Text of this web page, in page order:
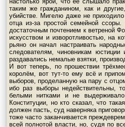
таким же гражданином, как и
убийстве. Мигелю даже не приходило
отца из-за простой семейной
достаточным почтением к ветреной
искусством и изворотливостью, на
рьяно он начал настраивать
следователям, чиновникам
раздавались немалые взятки,
И вот теперь, по прошествии
королём, вот тут-то ему всё и
выборов, проделанную на пару с
ибо раз выборы недействительны,
белыми нитками и не выдерживало
Конституции, но кто сказал, что
должен пасть, суд наверняка
тоже часто заканчивается
всей полнотой власти, но, судя по